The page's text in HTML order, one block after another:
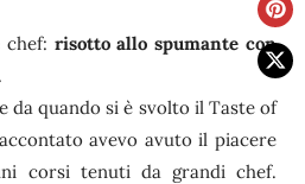
risotto allo spumante con
.
da quando si è svolto il Taste of
avevo avuto il piacere
corsi tenuti da grandi chef.